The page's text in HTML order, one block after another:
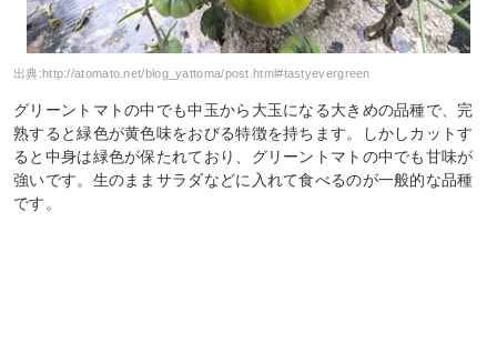
出典: http://atomato.net/blog_yattoma/post.html#tastyevergreen
グリーントマトの中でも中玉から大玉になる大きめの品種で、完
熟すると緑色が黄色味をおびる特徴を持ちます。しかしカットす
ると中身は緑色が保たれており、グリーントマトの中でも甘味が
強いです。生のままサラダなどに入れて食べるのが一般的な品種
です。